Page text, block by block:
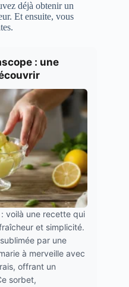
déjà obtenir un
Et ensuite, vous
: une
voilà une recette qui
et simplicité.
par une
à merveille avec
offrant un
sorbet,